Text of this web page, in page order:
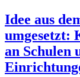
Idee aus
umgesetzt:
an Schulen